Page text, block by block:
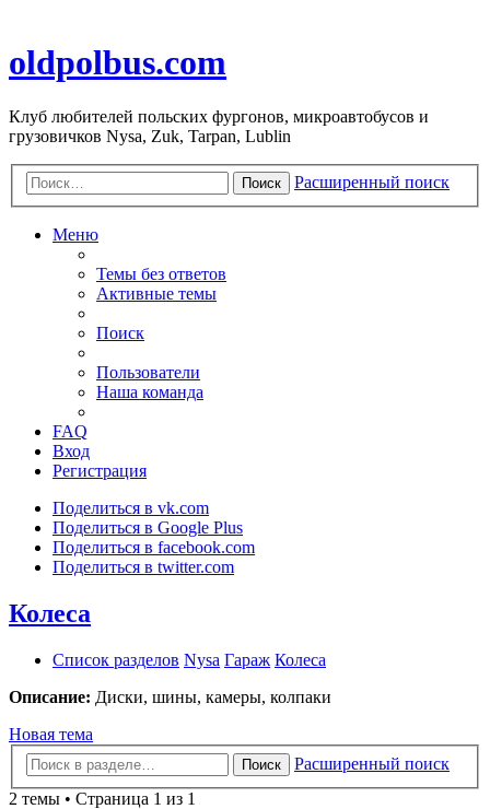
oldpolbus.com
Клуб любителей польских фургонов, микроавтобусов и
грузовичков Nysa, Zuk, Tarpan, Lublin
Поиск Расширенный поиск
Меню
Темы без ответов
Активные темы
Поиск
Пользователи
Наша команда
FAQ
Вход
Регистрация
Поделиться в vk.com
Поделиться в Google Plus
Поделиться в facebook.com
Поделиться в twitter.com
Колеса
Список разделов Nysa Гараж Колеса
Описание: Диски, шины, камеры, колпаки
Новая тема
Поиск
Расширенный поиск
2 темы • Страница 1 из 1